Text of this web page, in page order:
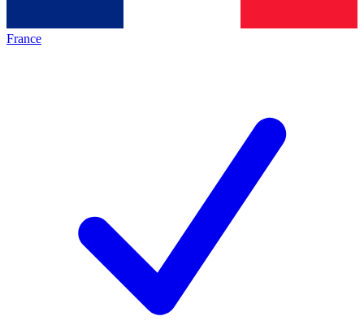
France